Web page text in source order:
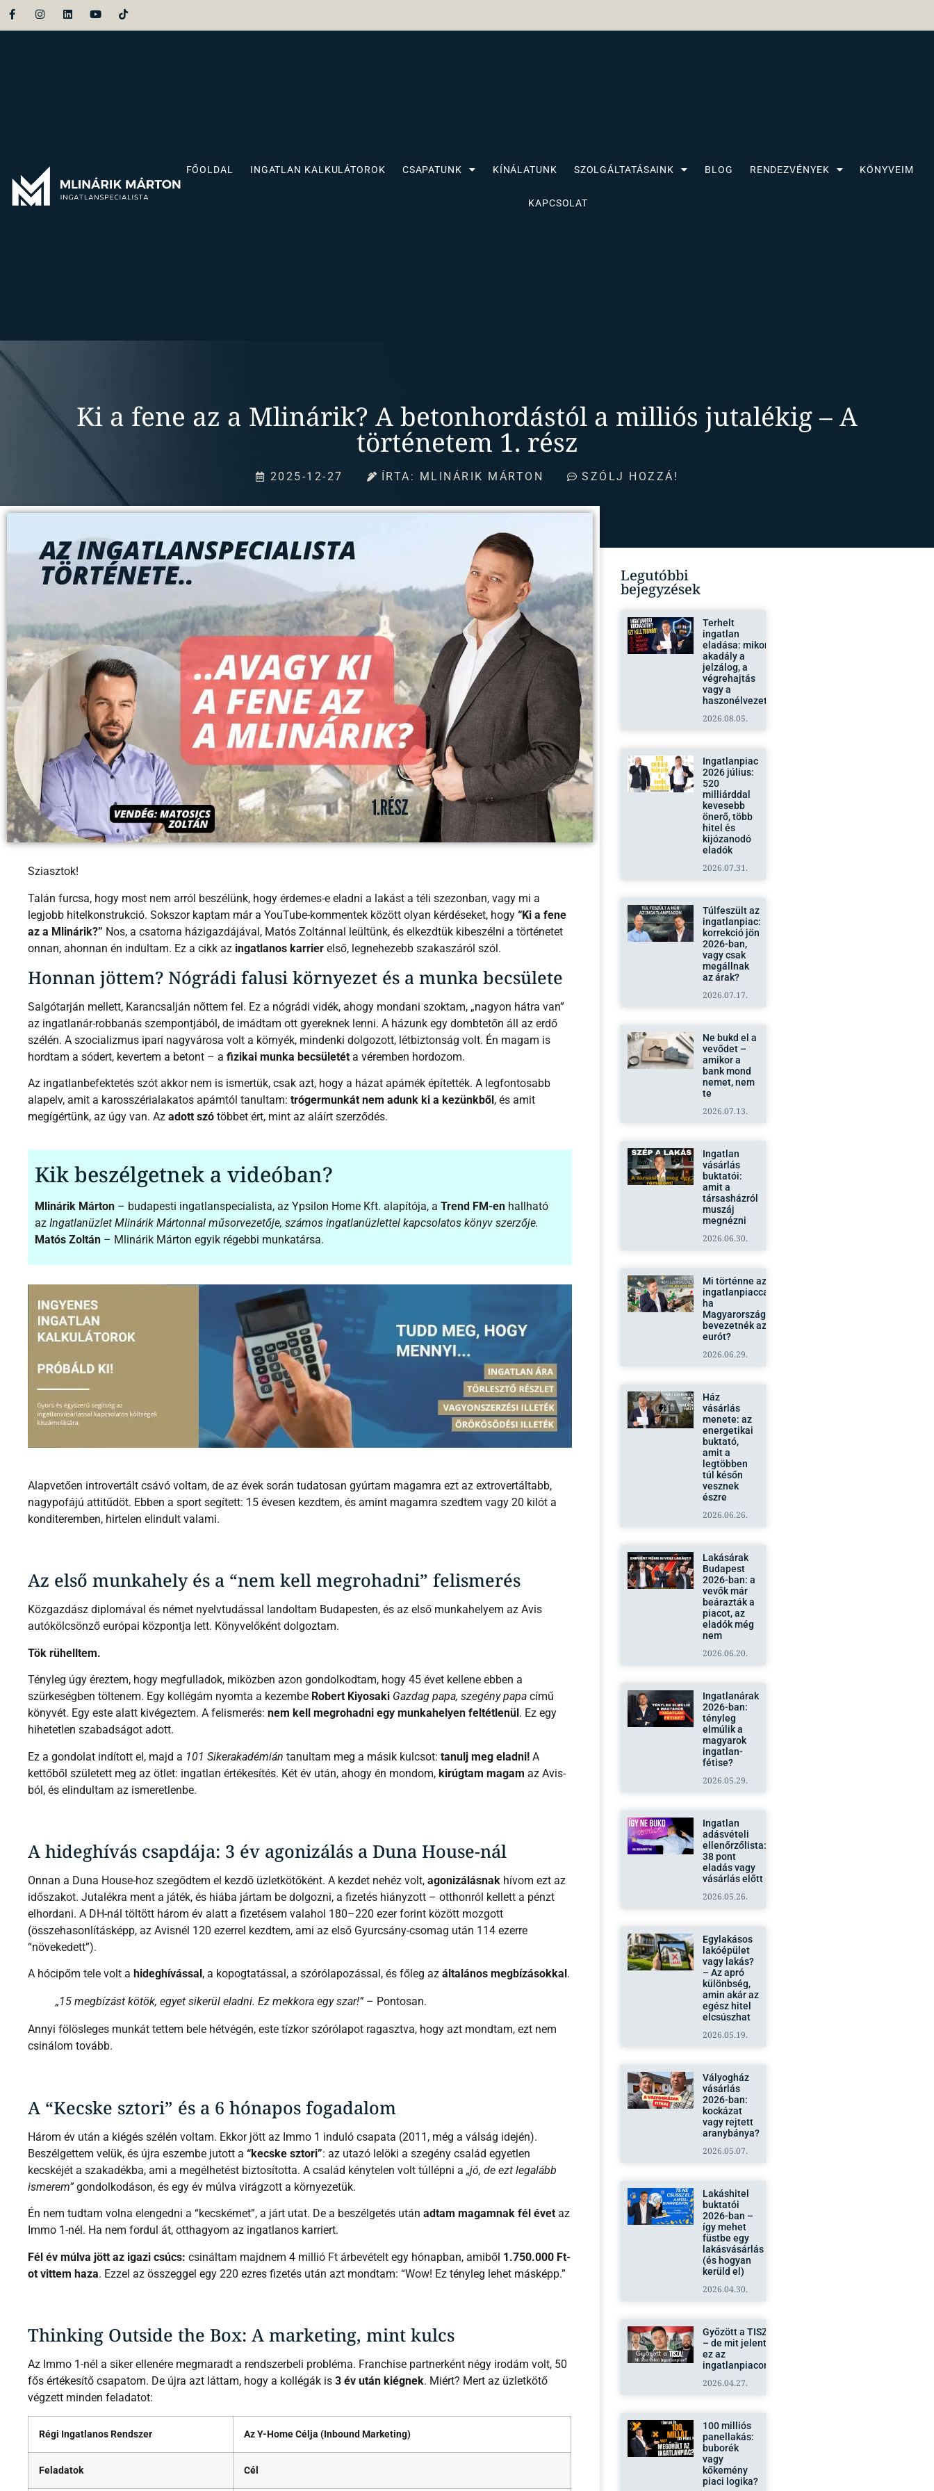
FŐOLDAL INGATLAN KALKULÁTOROK CSAPATUNK KÍNÁLATUNK SZOLGÁLTATÁSAINK BLOG RENDEZVÉNYEK KÖNYVEIM
KAPCSOLAT
Ki a fene az a Mlinárik? A betonhordástól a milliós jutalékig – A
történetem 1. rész
2025-12-27 ÍRTA: MLINÁRIK MÁRTON SZÓLJ HOZZÁ!
Sziasztok!
Talán furcsa, hogy most nem arról beszélünk, hogy érdemes-e eladni a lakást a téli szezonban, vagy mi a
legjobb hitelkonstrukció. Sokszor kaptam már a YouTube-kommentek között olyan kérdéseket, hogy “Ki a fene
az a Mlinárik?” Nos, a csatorna házigazdájával, Matós Zoltánnal leültünk, és elkezdtük kibeszélni a történetet
onnan, ahonnan én indultam. Ez a cikk az ingatlanos karrier első, legnehezebb szakaszáról szól.
Honnan jöttem? Nógrádi falusi környezet és a munka becsülete
Salgótarján mellett, Karancsalján nőttem fel. Ez a nógrádi vidék, ahogy mondani szoktam, „nagyon hátra van”
az ingatlanár-robbanás szempontjából, de imádtam ott gyereknek lenni. A házunk egy dombtetőn áll az erdő
szélén. A szocializmus ipari nagyvárosa volt a környék, mindenki dolgozott, létbiztonság volt. Én magam is
hordtam a sódert, kevertem a betont – a fizikai munka becsületét a véremben hordozom.
Az ingatlanbefektetés szót akkor nem is ismertük, csak azt, hogy a házat apámék építették. A legfontosabb
alapelv, amit a karosszérialakatos apámtól tanultam: trógermunkát nem adunk ki a kezünkből , és amit
megígértünk, az úgy van. Az adott szó többet ért, mint az aláírt szerződés.
Kik beszélgetnek a videóban?
Mlinárik Márton – budapesti ingatlanspecialista, az Ypsilon Home Kft. alapítója, a Trend FM-en hallható
az Ingatlanüzlet Mlinárik Mártonnal műsorvezetője, számos ingatlanüzlettel kapcsolatos könyv szerzője.
Matós Zoltán – Mlinárik Márton egyik régebbi munkatársa.
Alapvetően introvertált csávó voltam, de az évek során tudatosan gyúrtam magamra ezt az extrovertáltabb,
nagypofájú attitűdöt. Ebben a sport segített: 15 évesen kezdtem, és amint magamra szedtem vagy 20 kilót a
konditeremben, hirtelen elindult valami.
Az első munkahely és a “nem kell megrohadni” felismerés
Közgazdász diplomával és német nyelvtudással landoltam Budapesten, és az első munkahelyem az Avis
autókölcsönző európai központja lett. Könyvelőként dolgoztam.
Tök rühelltem.
Tényleg úgy éreztem, hogy megfulladok, miközben azon gondolkodtam, hogy 45 évet kellene ebben a
szürkeségben töltenem. Egy kollégám nyomta a kezembe Robert Kiyosaki Gazdag papa, szegény papa című
könyvét. Egy este alatt kivégeztem. A felismerés: nem kell megrohadni egy munkahelyen feltétlenül . Ez egy
hihetetlen szabadságot adott.
Ez a gondolat indított el, majd a 101 Sikerakadémián tanultam meg a másik kulcsot: tanulj meg eladni! A
kettőből született meg az ötlet: ingatlan értékesítés. Két év után, ahogy én mondom, kirúgtam magam az Avis-
ból, és elindultam az ismeretlenbe.
A hideghívás csapdája: 3 év agonizálás a Duna House-nál
Onnan a Duna House-hoz szegődtem el kezdő üzletkötőként. A kezdet nehéz volt, agonizálásnak hívom ezt az
időszakot. Jutalékra ment a játék, és hiába jártam be dolgozni, a fizetés hiányzott – otthonról kellett a pénzt
elhordani. A DH-nál töltött három év alatt a fizetésem valahol 180–220 ezer forint között mozgott
(összehasonlításképp, az Avisnél 120 ezerrel kezdtem, ami az első Gyurcsány-csomag után 114 ezerre
“növekedett”).
A hócipőm tele volt a hideghívással , a kopogtatással, a szórólapozással, és főleg az általános megbízásokkal .
„15 megbízást kötök, egyet sikerül eladni. Ez mekkora egy szar!”– Pontosan.
Annyi fölösleges munkát tettem bele hétvégén, este tízkor szórólapot ragasztva, hogy azt mondtam, ezt nem
csinálom tovább.
A “Kecske sztori” és a 6 hónapos fogadalom
Három év után a kiégés szélén voltam. Ekkor jött az Immo 1 induló csapata (2011, még a válság idején).
Beszélgettem velük, és újra eszembe jutott a “kecske sztori”: az utazó lelöki a szegény család egyetlen
kecskéjét a szakadékba, ami a megélhetést biztosította. A család kénytelen volt túllépni a „jó, de ezt legalább
ismerem”gondolkodáson, és egy év múlva virágzott a környezetük.
Én nem tudtam volna elengedni a “kecskémet”, a járt utat. De a beszélgetés után adtam magamnak fél évet az
Immo 1-nél. Ha nem fordul át, otthagyom az ingatlanos karriert.
Fél év múlva jött az igazi csúcs: csináltam majdnem 4 millió Ft árbevételt egy hónapban, amiből 1.750.000 Ft-
ot vittem haza. Ezzel az összeggel egy 220 ezres fizetés után azt mondtam: “Wow! Ez tényleg lehet másképp.”
Thinking Outside the Box: A marketing, mint kulcs
Az Immo 1-nél a siker ellenére megmaradt a rendszerbeli probléma. Franchise partnerként négy irodám volt, 50
fős értékesítő csapatom. De újra azt láttam, hogy a kollégák is 3 év után kiégnek. Miért? Mert az üzletkötő
végzett minden feladatot:
Régi Ingatlanos Rendszer Az Y-Home Célja (Inbound Marketing)
Feladatok Cél
Legutóbbi
bejegyzések
Terhelt
ingatlan
eladása: mikor
akadály a
jelzálog, a
végrehajtás
vagy a
haszonélvezet?
2026.08.05.
Ingatlanpiac
2026 július:
520
milliárddal
kevesebb
önerő, több
hitel és
kijózanodó
eladók
2026.07.31.
Túlfeszült az
ingatlanpiac:
korrekció jön
2026-ban,
vagy csak
megállnak
az árak?
2026.07.17.
Ne bukd el a
vevődet –
amikor a
bank mond
nemet, nem
te
2026.07.13.
Ingatlan
vásárlás
buktatói:
amit a
társasházról
muszáj
megnézni
2026.06.30.
Mi történne az
ingatlanpiaccal,
ha
Magyarországon
bevezetnék az
eurót?
2026.06.29.
Ház
vásárlás
menete: az
energetikai
buktató,
amit a
legtöbben
túl későn
vesznek
észre
2026.06.26.
Lakásárak
Budapest
2026-ban: a
vevők már
beárazták a
piacot, az
eladók még
nem
2026.06.20.
Ingatlanárak
2026-ban:
tényleg
elmúlik a
magyarok
ingatlan-
fétise?
2026.05.29.
Ingatlan
adásvételi
ellenőrzőlista:
38 pont
eladás vagy
vásárlás előtt
2026.05.26.
Egylakásos
lakóépület
vagy lakás?
– Az apró
különbség,
amin akár az
egész hitel
elcsúszhat
2026.05.19.
Vályogház
vásárlás
2026-ban:
kockázat
vagy rejtett
aranybánya?
2026.05.07.
Lakáshitel
buktatói
2026-ban –
így mehet
füstbe egy
lakásvásárlás
(és hogyan
kerüld el)
2026.04.30.
Győzött a TISZA
– de mit jelent
ez az
ingatlanpiacon?
2026.04.27.
100 milliós
panellakás:
buborék
vagy
kőkemény
piaci logika?